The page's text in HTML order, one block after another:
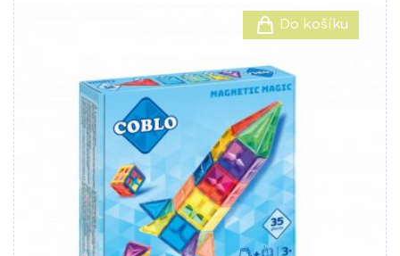
Do košíku